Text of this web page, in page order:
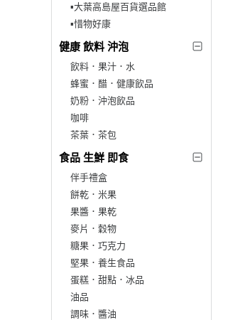
▪︎大葉高島屋百貨選品館
▪︎惜物好康
健康 飲料 沖泡
飲料．果汁．水
蜂蜜．醋．健康飲品
奶粉．沖泡飲品
咖啡
茶葉．茶包
食品 生鮮 即食
伴手禮盒
餅乾．米果
果醬．果乾
麥片．穀物
糖果．巧克力
堅果．養生食品
蛋糕．甜點．冰品
油品
調味．醬油